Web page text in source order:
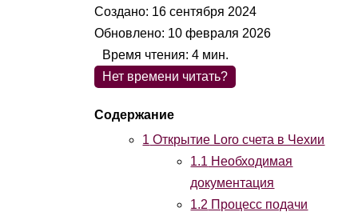
Создано: 16 сентября 2024
Обновлено: 10 февраля 2026
Нет времени читать?
1 Открытие Loro счета в Чехии
1.1 Необходимая
документация
1.2 Процесс подачи
Время чтения:4 мин.